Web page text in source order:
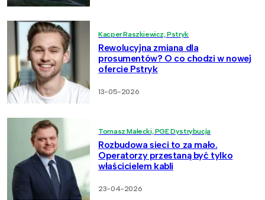
Kacper Raszkiewicz, Pstryk
Rewolucyjna zmiana dla
prosumentów? O co chodzi w nowej
ofercie Pstryk
13-05-2026
Tomasz Małecki, PGE Dystrybucja
Rozbudowa sieci to za mało.
Operatorzy przestaną być tylko
właścicielem kabli
23-04-2026